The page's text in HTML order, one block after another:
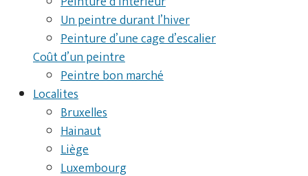
Un peintre durant l’hiver
Peinture d’une cage d’escalier
Coût d’un peintre
Peintre bon marché
Localites
Bruxelles
Hainaut
Liège
Luxembourg